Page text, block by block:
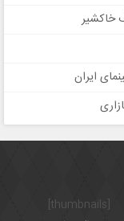
خاکشیر
ایران